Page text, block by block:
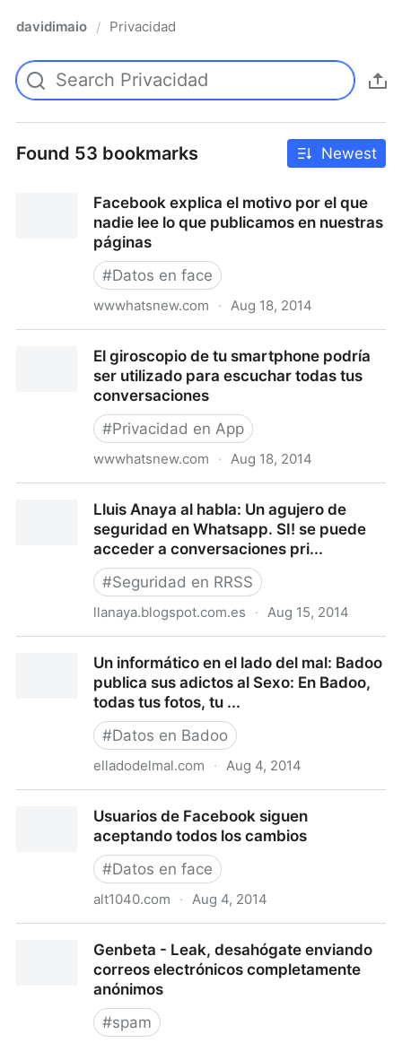
davidimaio / Privacidad
Found 53 bookmarks Newest
Facebook explica el motivo por el que
nadie lee lo que publicamos en nuestras
páginas
#Datos en face
wwwhatsnew.com · Aug 18, 2014
que publicamos en nuestras páginas
El giroscopio de tu smartphone podría
ser utilizado para escuchar todas tus
conversaciones
#Privacidad en App
wwwhatsnew.com · Aug 18, 2014
para escuchar todas tus conversaciones
Lluis Anaya al habla: Un agujero de
seguridad en Whatsapp. SI! se puede
acceder a conversaciones pri...
#Seguridad en RRSS
llanaya.blogspot.com.es · Aug 15, 2014
Whatsapp. SI! se puede acceder a conversaciones
Un informático en el lado del mal: Badoo
publica sus adictos al Sexo: En Badoo,
todas tus fotos, tu ...
#Datos en Badoo
elladodelmal.com · Aug 4, 2014
adictos al Sexo: En Badoo, todas tus fotos, tu ...
Usuarios de Facebook siguen
aceptando todos los cambios
#Datos en face
alt1040.com · Aug 4, 2014
Genbeta - Leak, desahógate enviando
correos electrónicos completamente
anónimos
#spam